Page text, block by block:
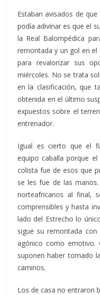
Estaban avisados de
podía adivinar es que el
la Real Balompédica
remontada y un gol en el
para revalorizar sus
miércoles. No se trata
en la clasificación, que
obtenida en el último
expuestos sobre el
entrenador.
Igual es cierto que el
equipo caballa porque
colista fue de esos que
se les fue de las
norteafricanos al final,
comprensibles y hasta
lado del Estrecho lo
sigue su remontada
agónico como emotivo.
suponen haber tomado
caminos.
Los de casa no entraron